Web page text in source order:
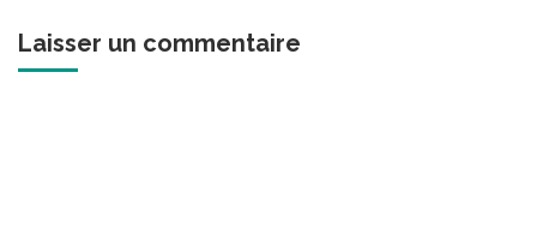
Laisser un commentaire